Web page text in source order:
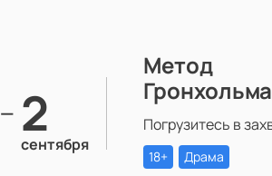
— 2
сентября
Метод
Гронхольма
18+ Драма